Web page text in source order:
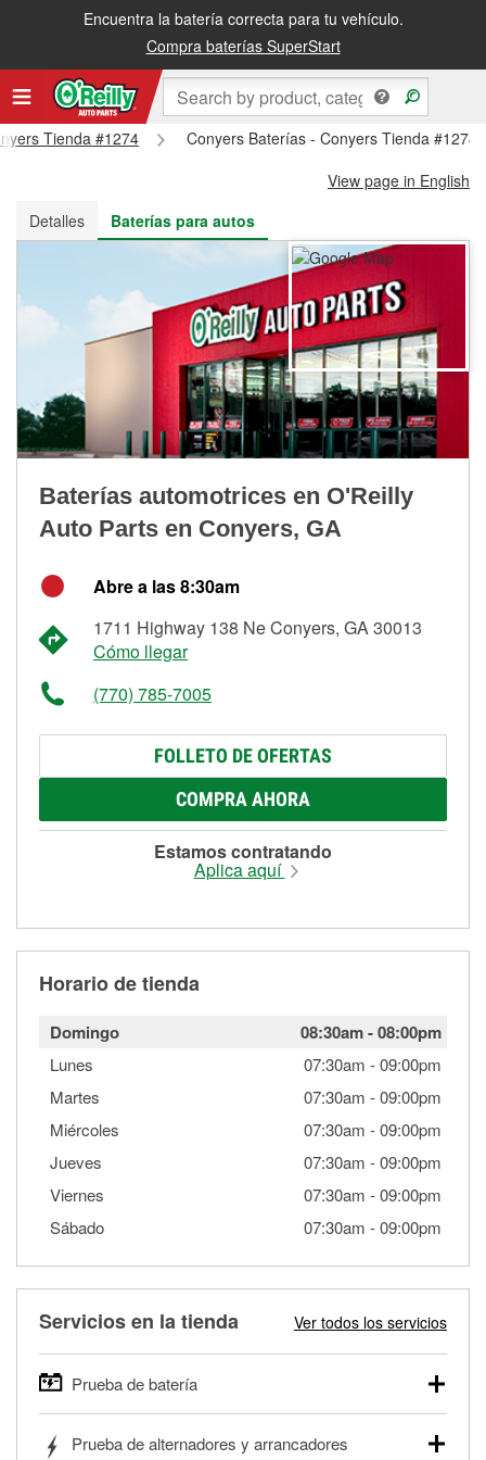
Encuentra la batería correcta para tu vehículo.
Compra baterías SuperStart
Recibe tu orden gratis al día siguiente o recógela en la tienda
Tienda #1274
Conyers Baterías - Conyers Tienda #1274
View page in English
Detalles
Baterías para autos
Baterías automotrices en O'Reilly
Auto Parts en Conyers, GA
Abre a las 8:30am
1711 Highway 138 Ne Conyers, GA 30013
Cómo llegar
(770) 785-7005
FOLLETO DE OFERTAS
COMPRA AHORA
Estamos contratando
Aplica aquí
Horario de tienda
Domingo 08:30am-08:00pm
Lunes 07:30am -09:00pm
Martes
07:30am -09:00pm
Miércoles
07:30am -09:00pm
Jueves
07:30am -09:00pm
Viernes
07:30am -09:00pm
Sábado
07:30am -09:00pm
Servicios en la tienda Ver todos los servicios
Prueba de batería
autos, camionetas, SUVs, vehículos comerciales y
Prueba de alternadores y arrancadores